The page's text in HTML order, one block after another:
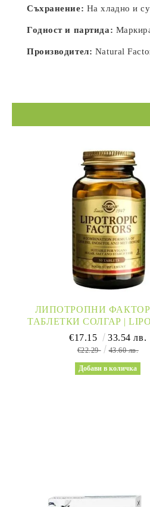
Съхранение: На хладно и
Годност и партида:
Производител: Natural
ЛИПОТРОПНИ
ТАБЛЕТКИ СОЛГАР |
FACTORS SOLGAR
€17.15 33.54 лв.
€22.29 43.60 лв.